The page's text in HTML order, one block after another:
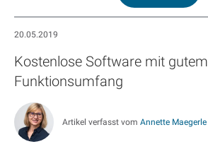
20.05.2019
Kostenlose Software mit gutem
Funktionsumfang
Artikel verfasst vom Annette Maegerle